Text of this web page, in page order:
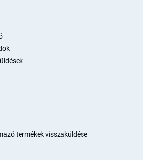
termékek visszaküldése